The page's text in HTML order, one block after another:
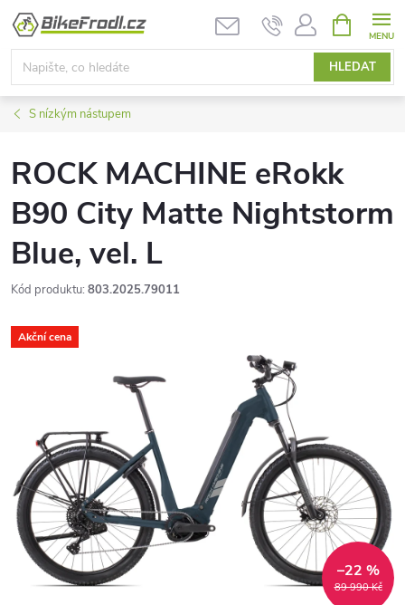
Přejít
obsah
HLEDAT
NÁKUPNÍ
KOŠÍK
S nízkým nástupem
ROCK MACHINE eRokk
B90 City Matte Nightstorm
Blue, vel. L
Kód produktu: 803.2025.79011
Akční cena
89 990 Kč
–22 %